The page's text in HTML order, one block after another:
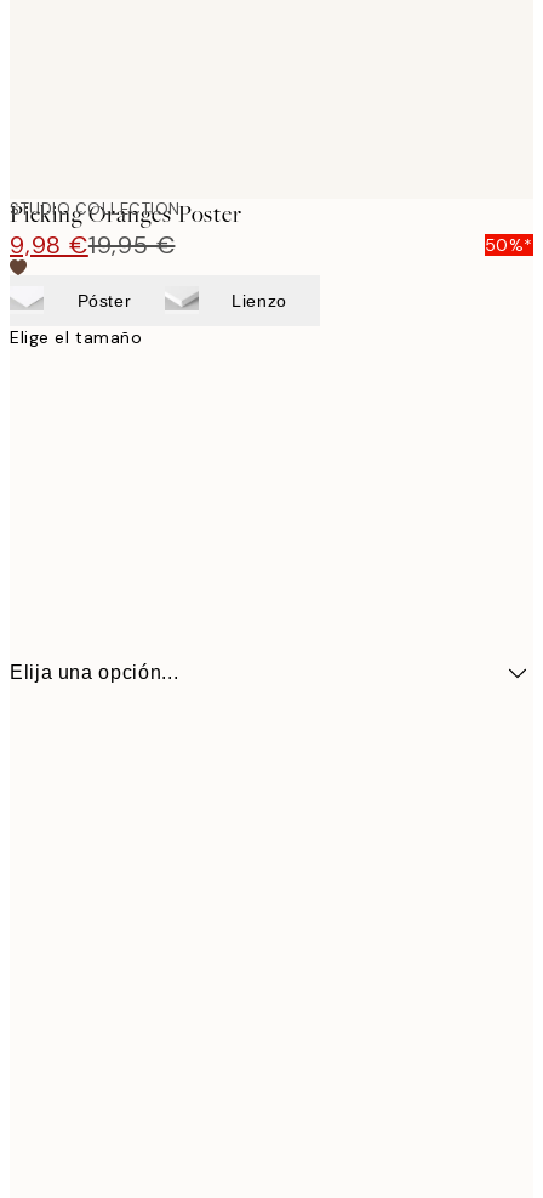
STUDIO COLLECTION
Picking Oranges Poster
9,98 €19,95 € 50%*
Póster Lienzo
Elige el tamaño
Elija una opción...